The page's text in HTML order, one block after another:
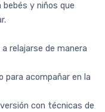
y niños que
relajarse de manera
acompañar en la
con técnicas de